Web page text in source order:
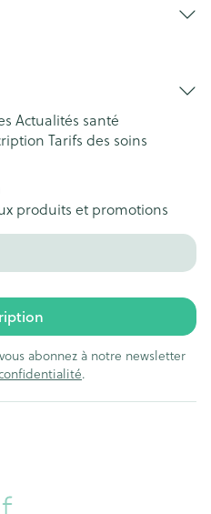
Actualités santé
Tarifs des soins
produits et promotions
abonnez à notre newsletter
.